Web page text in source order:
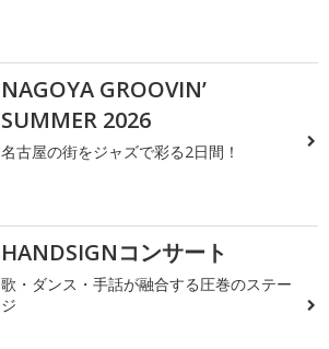
NAGOYA GROOVIN’
SUMMER 2026
名古屋の街をジャズで彩る2日間！
HANDSIGNコンサート
歌・ダンス・手話が融合する圧巻のステー
ジ